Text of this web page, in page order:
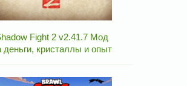
Fight 2 v2.41.7 Мод
деньги, кристаллы и опыт